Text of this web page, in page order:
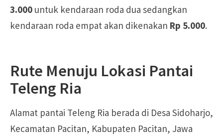
3.000 untuk kendaraan roda dua sedangkan
kendaraan roda empat akan dikenakan Rp 5.000.
Rute Menuju Lokasi Pantai
Teleng Ria
Alamat pantai Teleng Ria berada di Desa Sidoharjo,
Kecamatan Pacitan, Kabupaten Pacitan, Jawa